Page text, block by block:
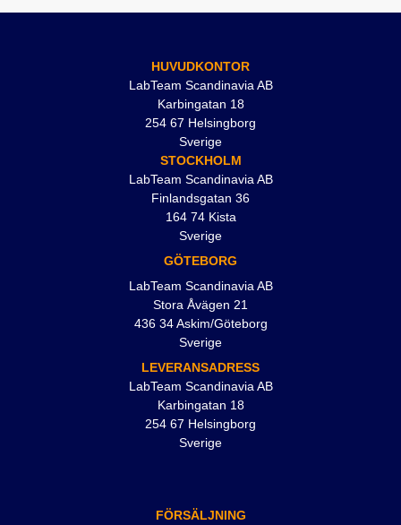
HUVUDKONTOR
LabTeam Scandinavia AB
Karbingatan 18
254 67 Helsingborg
Sverige
STOCKHOLM
LabTeam Scandinavia AB
Finlandsgatan 36
164 74 Kista
Sverige
GÖTEBORG
LabTeam Scandinavia AB
Stora Åvägen 21
436 34 Askim/Göteborg
Sverige
LEVERANSADRESS
LabTeam Scandinavia AB
Karbingatan 18
254 67 Helsingborg
Sverige
FÖRSÄLJNING